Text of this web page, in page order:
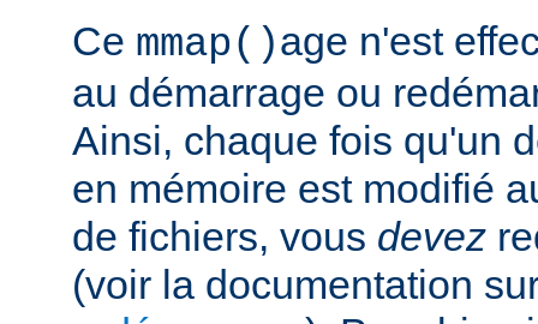
Ce mmap()age n'est
au démarrage ou
Ainsi, chaque fois qu'un
en mémoire est modifié
de fichiers, vous devez
(voir la documentation